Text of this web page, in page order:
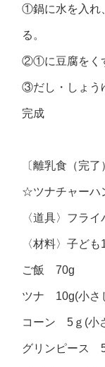
①鍋に水を入れ
る。
②①に豆腐をく
③だし・しょう
完成
〔離乳食（完了
☆ツナチャー
〈道具〉フラ
〈材料〉子ども
ご飯 70g
ツナ 10g(小さ
コーン 5ｇ(小
グリンピース